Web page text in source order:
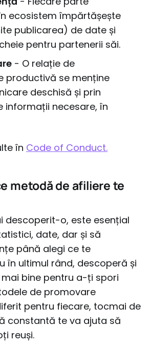
ecosistem împărtășește
publicarea) de date și
pentru partenerii săi.
- O relație de
productivă se menține
deschisă și prin
informații necesare, în
în Code of Conduct.
metodă de afiliere te
descoperit-o, este esențial
date, dar și să
până alegi ce te
în ultimul rând, descoperă și
bine pentru a-ți spori
de promovare
pentru fiecare, tocmai de
constantă te va ajuta să
reuși.